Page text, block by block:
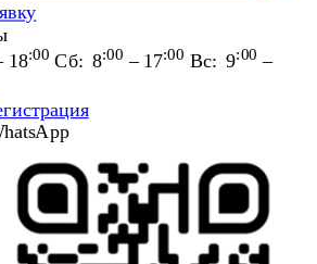
18:00 Сб: 8:00 – 17:00 Вс: 9:00 –